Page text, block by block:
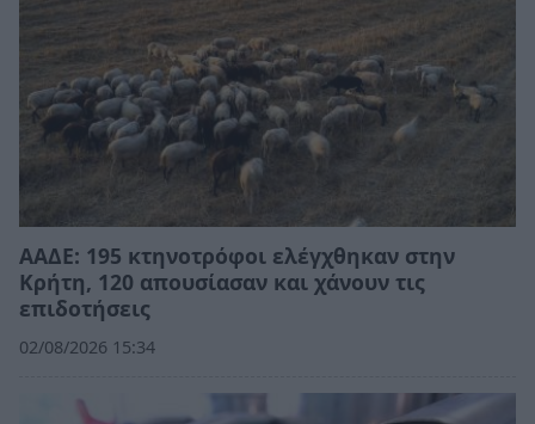
ΑΑΔΕ: 195 κτηνοτρόφοι ελέγχθηκαν στην
Κρήτη, 120 απουσίασαν και χάνουν τις
επιδοτήσεις
02/08/2026 15:34